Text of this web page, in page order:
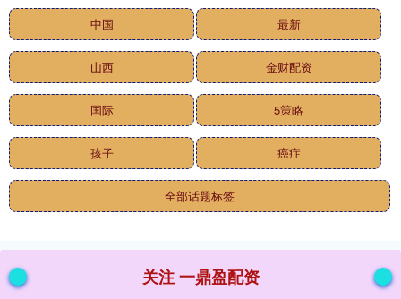
中国 最新
山西 金财配资
国际 5策略
孩子 癌症
全部话题标签
关注 一鼎盈配资